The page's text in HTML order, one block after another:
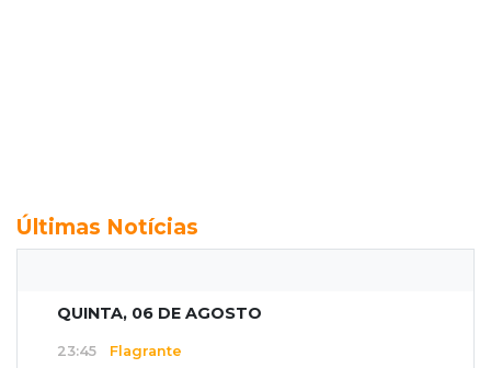
Últimas Notícias
QUINTA, 06 DE AGOSTO
23:45 Flagrante